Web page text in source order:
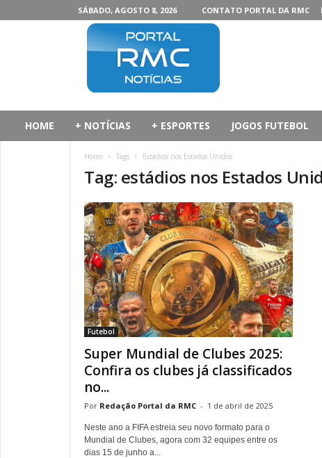
SÁBADO, AGOSTO 8, 2026 CONTATO PORTAL DA RMC
HOME + NOTÍCIAS + ESPORTES JOGOS FUTEBOL
Home Tags Estádios nos Estados Unidos
Tag: estádios nos Estados
Futebol
Super Mundial de Clubes 2025:
Confira os clubes já classificados
no...
Redação Portal da RMC - 1 de abril de 2025
Neste ano a FIFA estreia seu novo formato para o
Mundial de Clubes, agora com 32 equipes entre os
dias 15 de junho a...